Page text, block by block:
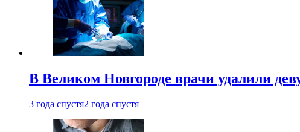
В Великом Новгороде врачи удалили
3 года спустя2 года спустя